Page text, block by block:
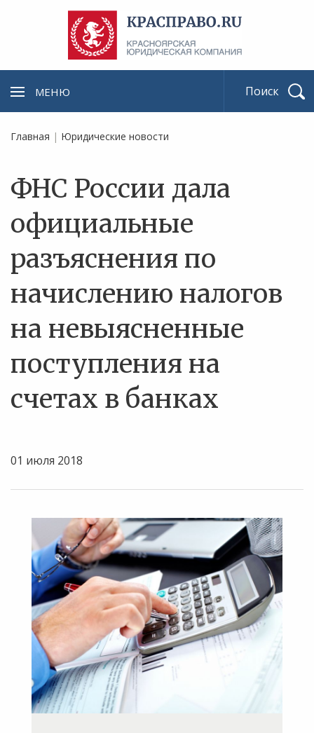
МЕНЮ
Главная | Юридические новости
ФНС России дала
официальные
разъяснения по
начислению налогов
на невыясненные
поступления на
счетах в банках
01 июля 2018